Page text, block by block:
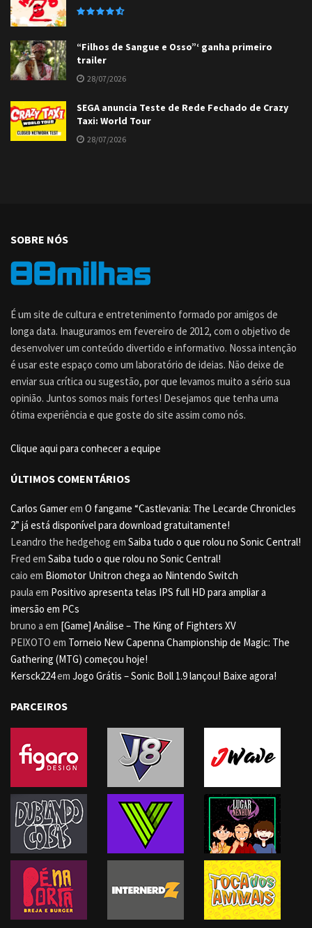
“Filhos de Sangue e Osso”‘ ganha primeiro
trailer
28/07/2026
SEGA anuncia Teste de Rede Fechado de Crazy
Taxi: World Tour
28/07/2026
SOBRE NÓS
É um site de cultura e entretenimento formado por amigos de
longa data. Inauguramos em fevereiro de 2012, com o objetivo de
desenvolver um conteúdo divertido e informativo. Nossa intenção
é usar este espaço como um laboratório de ideias. Não deixe de
enviar sua crítica ou sugestão, por que levamos muito a sério sua
opinião. Juntos somos mais fortes! Desejamos que tenha uma
ótima experiência e que goste do site assim como nós.
Clique aqui para conhecer a equipe
ÚLTIMOS COMENTÁRIOS
Carlos Gamerem O fangame “Castlevania: The Lecarde Chronicles
2” já está disponível para download gratuitamente!
Leandro the hedgehog em Saiba tudo o que rolou no Sonic Central!
Fred em Saiba tudo o que rolou no Sonic Central!
caio em Biomotor Unitron chega ao Nintendo Switch
paula em Positivo apresenta telas IPS full HD para ampliar a
imersão em PCs
bruno a em [Game] Análise – The King of Fighters XV
PEIXOTO em Torneio New Capenna Championship de Magic: The
Gathering (MTG) começou hoje!
Kersck224em Jogo Grátis – Sonic Boll 1.9 lançou! Baixe agora!
PARCEIROS